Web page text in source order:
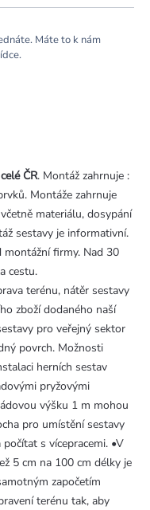
Máte to k nám
ČR. Montáž zahrnuje :
Montáže zahrnuje
materiálu, dosypání
sestavy je informativní.
firmy. Nad 30
cestu.
terénu, nátěr sestavy
zboží dodaného naší
pro veřejný sektor
povrch. Možnosti
herních sestav
pryžovými
výšku 1 m mohou
pro umístění sestavy
s vícepracemi. •V
5 cm na 100 cm délky je
započetím
terénu tak, aby